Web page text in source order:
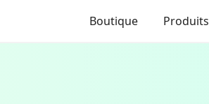
Boutique Produits